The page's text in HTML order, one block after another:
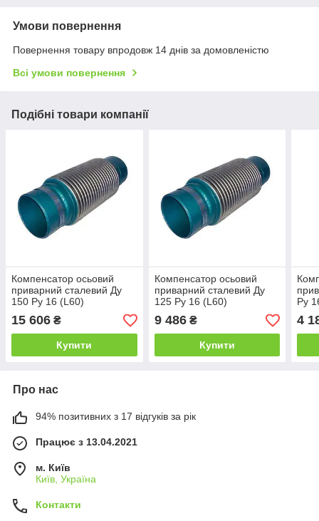
Умови повернення
Повернення товару впродовж 14 днів за домовленістю
Всі умови повернення
Подібні товари компанії
Компенсатор осьовий
приварний сталевий Ду
150 Ру 16 (L60)
15 606 ₴
Купити
Компенсатор осьовий
приварний сталевий Ду
125 Ру 16 (L60)
9 486₴
Купити
Ру
4
Про нас
94% позитивних з 17 відгуків за рік
Працює з 13.04.2021
м. Київ
Київ, Україна
Контакти